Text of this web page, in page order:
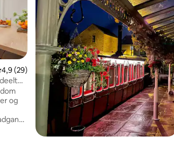
ud af 5 i gennemsnitlig bedømmelse, 29 omtaler
4,9 (29)
og